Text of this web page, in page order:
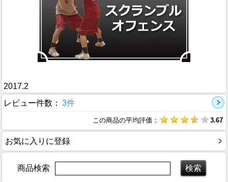
2017.2
レビュー件数： 3件
この商品の平均評価： 3.67
お気に入りに登録
商品検索